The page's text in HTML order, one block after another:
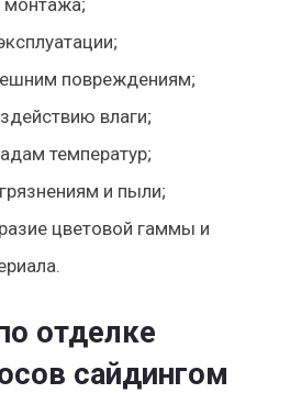
повреждениям;
влаги;
температур;
и пыли;
цветовой гаммы и
отделке
сайдингом